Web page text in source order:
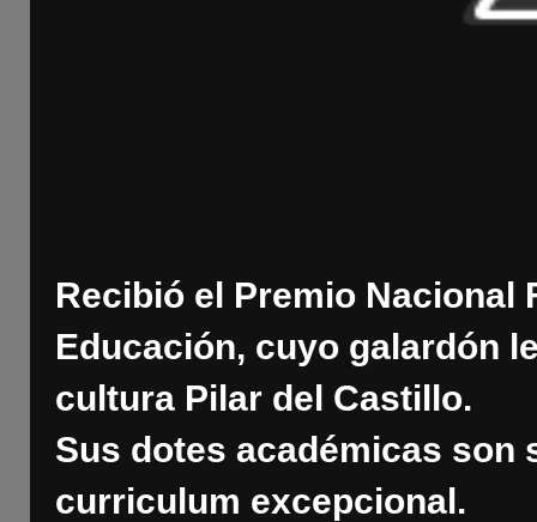
Recibió el Premio Nacional
Educación, cuyo galardón
cultura Pilar del Castillo.
Sus dotes académicas son
curriculum excepcional.